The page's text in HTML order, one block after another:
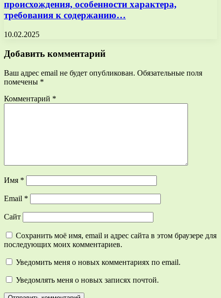
происхождения, особенности характера,
требования к содержанию…
10.02.2025
Добавить комментарий
Ваш адрес email не будет опубликован. Обязательные поля
помечены *
Комментарий *
Имя *
Email *
Сайт
Сохранить моё имя, email и адрес сайта в этом браузере для
последующих моих комментариев.
Уведомить меня о новых комментариях по email.
Уведомлять меня о новых записях почтой.